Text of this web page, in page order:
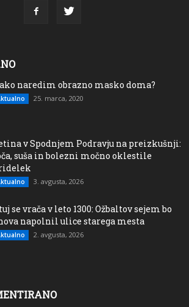
naredim obrazno masko doma?
25. marca, 2020
v Spodnjem Podravju na preizkušnji:
suša in bolezni močno oklestile
3. avgusta, 2026
se vrača v leto 1300: Ožbaltov sejem bo
napolnil ulice starega mesta
2. avgusta, 2026